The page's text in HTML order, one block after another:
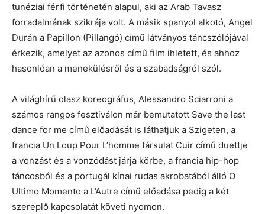
tunéziai férfi történetén alapul, aki az Arab Tavasz
forradalmának szikrája volt. A másik spanyol alkotó, Angel
Durán a Papillon (Pillangó) című látványos táncszólójával
érkezik, amelyet az azonos című film ihletett, és ahhoz
hasonlóan a menekülésről és a szabadságról szól.
A világhírű olasz koreográfus, Alessandro Sciarroni a
számos rangos fesztiválon már bemutatott Save the last
dance for me című előadását is láthatjuk a Szigeten, a
francia Un Loup Pour L’homme társulat Cuir című duettje
a vonzást és a vonzódást járja körbe, a francia hip-hop
táncosból és a portugál kínai rudas akrobatából álló O
Ultimo Momento a L’Autre című előadása pedig a két
szereplő kapcsolatát követi nyomon.